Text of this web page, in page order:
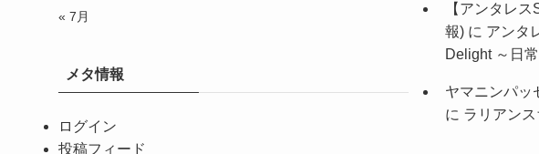
« 7月
メタ情報
ログイン
投稿フィード
【アンタレ
報) に アンタ
Delight ～日
ヤマニンパッ
に ラリアン